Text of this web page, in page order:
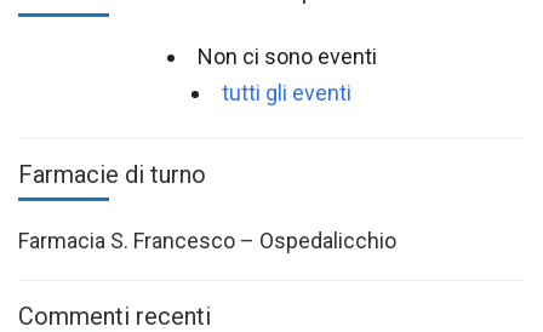
Non ci sono eventi
tutti gli eventi
Farmacie di turno
Farmacia S. Francesco – Ospedalicchio
Commenti recenti